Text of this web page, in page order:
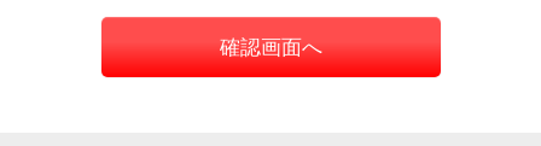
確認画面へ